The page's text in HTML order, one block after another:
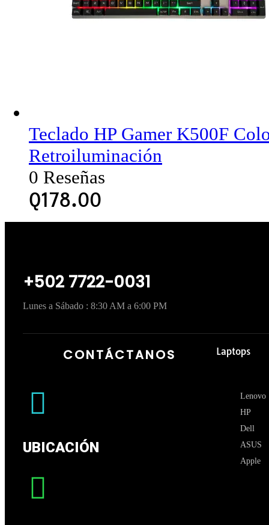
Teclado HP Gamer K500F
Retroiluminación
0 Reseñas
Q178.00
+502 7722-0031
Lunes a Sábado : 8:30 AM a 6:00 PM
CONTÁCTANOS
UBICACIÓN
Laptops
Lenovo
HP
Dell
ASUS
Apple